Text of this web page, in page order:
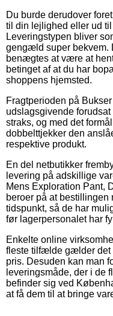
Du burde derudover
til din lejlighed eller ud
Leveringstypen bliver
gengæld super bekvem.
benægtes at være at
betinget af at du har
shoppens hjemsted.
Fragtperioden på
udslagsgivende
straks, og med det
dobbelttjekker den
respektive produkt.
En del netbutikker
levering på adskillige
Mens Exploration Pant,
beroer på at
tidspunkt, så de har
før lagerpersonalet har
Enkelte online
fleste tilfælde gælder det
pris. Desuden kan man
leveringsmåde, der i de
befinder sig ved
at få dem til at bringe